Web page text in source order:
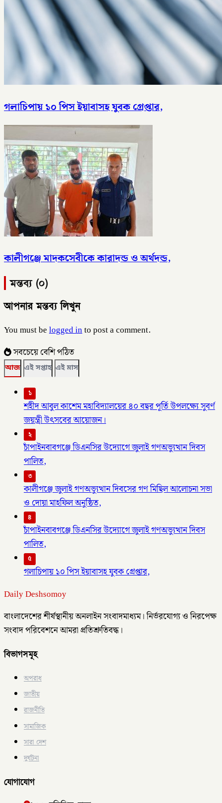
গলাচিপায় ১০ পিস ইয়াবাসহ যুবক গ্রেপ্তার,
কালীগঞ্জে মাদকসেবীকে কারাদন্ড ও অর্থদন্ড,
মন্তব্য (০)
আপনার মন্তব্য লিখুন
You must belogged into post a comment.
সবচেয়ে বেশি পঠিত
আজ এই সপ্তাহ এই মাস
১
শহীদ আবুল কাশেম মহাবিদ্যালয়ের ৪০ বছর পূর্তি উপলক্ষ্যে সুবর্ণ
জয়ন্ত্রী উৎসবের আয়োজন।
২
চাঁপাইনবাবগঞ্জে ডিএনসির উদ্যোগে জুলাই গণঅভ্যুত্থান দিবস
পালিত,
৩
কালীগঞ্জে জুলাই গণঅভ্যুত্থান দিবসের গণ মিছিল আলোচনা সভা
ও দোয়া মাহফিল অনুষ্ঠিত,
৪
চাঁপাইনবাবগঞ্জে ডিএনসির উদ্যোগে জুলাই গণঅভ্যুত্থান দিবস
পালিত,
৫
গলাচিপায় ১০ পিস ইয়াবাসহ যুবক গ্রেপ্তার,
Daily Deshsomoy
বাংলাদেশের শীর্ষস্থানীয় অনলাইন সংবাদমাধ্যম। নির্ভরযোগ্য ও নিরপেক্ষ
সংবাদ পরিবেশনে আমরা প্রতিশ্রুতিবদ্ধ।
বিভাগসমূহ
অপরাধ
জাতীয়
রাজনীতি
সামাজিক
সারা দেশ
দুর্ঘটনা
যোগাযোগ